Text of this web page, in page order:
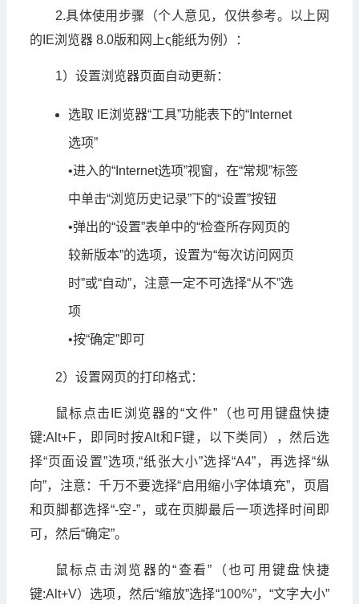
2.具体使用步骤（个人意见，仅供参考。以上网
的IE浏览器 8.0版和网上ς能纸为例）：
1）设置浏览器页面自动更新：
选取 IE浏览器“工具”功能表下的“Internet
选项”
•进入的“Internet选项”视窗，在“常规”标签
中单击“浏览历史记录”下的“设置”按钮
•弹出的“设置”表单中的“检查所存网页的
较新版本”的选项，设置为“每次访问网页
时”或“自动”，注意一定不可选择“从不”选
项
•按“确定”即可
2）设置网页的打印格式：
鼠标点击IE浏览器的“文件”（也可用键盘快捷
键:Alt+F，即同时按Alt和F键，以下类同），然后选
择“页面设置”选项,“纸张大小”选择“A4”，再选择“纵
向”，注意：千万不要选择“启用缩小字体填充”，页眉
和页脚都选择“-空-”，或在页脚最后一项选择时间即
可，然后“确定”。
鼠标点击浏览器的“查看”（也可用键盘快捷
键:Alt+V）选项，然后“缩放”选择“100%”，“文字大小”